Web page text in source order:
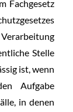
Fachgesetz
Stelle
ist, wenn
Aufgabe
in denen